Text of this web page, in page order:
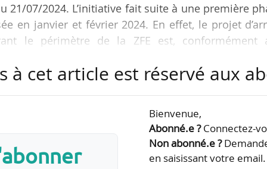
21/07/2024. L’initiative fait suite à une première
en janvier et février 2024. En effet, le projet
le périmètre de la ZFE est, conformément
la MEL le 21/05/2024. Un bilan en a ét…
à cet article est réservé aux
Bienvenue,
Abonné.e ?Connectez-
Non abonné.e ?
en saisissant votre email.